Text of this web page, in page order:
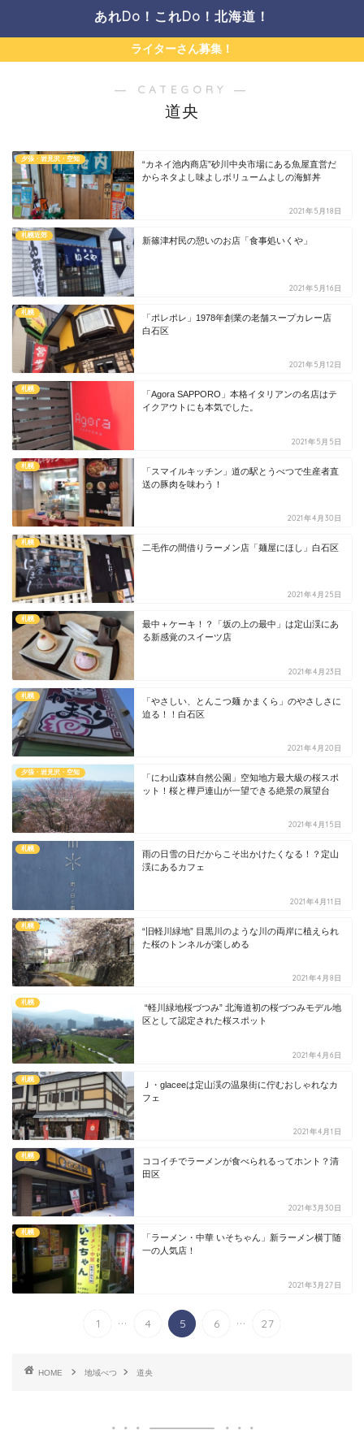
あれDo！これDo！北海道！
ライターさん募集！
― CATEGORY ―
道央
夕張・岩見沢・空知
“カネイ池内商店”砂川中央市場にある魚屋直営だ
からネタよし味よしボリュームよしの海鮮丼
2021年5月18日
札幌近郊
新篠津村民の憩いのお店「食事処いくや」
2021年5月16日
札幌
「ポレポレ」1978年創業の老舗スープカレー店
白石区
2021年5月12日
札幌
「Agora SAPPORO」本格イタリアンの名店はテ
イクアウトにも本気でした。
2021年5月5日
札幌
「スマイルキッチン」道の駅とうべつで生産者直
送の豚肉を味わう！
2021年4月30日
札幌
二毛作の間借りラーメン店「麺屋にほし」白石区
2021年4月25日
札幌
最中＋ケーキ！？「坂の上の最中」は定山渓にあ
る新感覚のスイーツ店
2021年4月23日
札幌
「やさしい、とんこつ麺 かまくら」のやさしさに
迫る！！白石区
2021年4月20日
夕張・岩見沢・空知
「にわ山森林自然公園」空知地方最大級の桜スポ
ット！桜と樺戸連山が一望できる絶景の展望台
2021年4月15日
札幌
雨の日雪の日だからこそ出かけたくなる！？定山
渓にあるカフェ
2021年4月11日
札幌
“旧軽川緑地” 目黒川のような川の両岸に植えられ
た桜のトンネルが楽しめる
2021年4月8日
札幌
“軽川緑地桜づつみ” 北海道初の桜づつみモデル地
区として認定された桜スポット
2021年4月6日
札幌
Ｊ・glaceeは定山渓の温泉街に佇むおしゃれなカ
フェ
2021年4月1日
札幌
ココイチでラーメンが食べられるってホント？清
田区
2021年3月30日
札幌
「ラーメン・中華 いそちゃん」新ラーメン横丁随
一の人気店！
2021年3月27日
1 ... 4 5 6 ... 27
HOME 地域べつ 道央